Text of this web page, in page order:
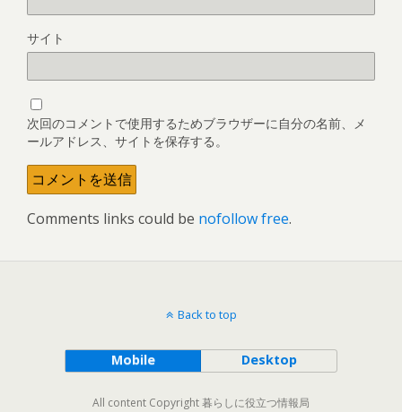
サイト
次回のコメントで使用するためブラウザーに自分の名前、メ
ールアドレス、サイトを保存する。
Comments links could be nofollow free.
Back to top
Mobile Desktop
All content Copyright 暮らしに役立つ情報局